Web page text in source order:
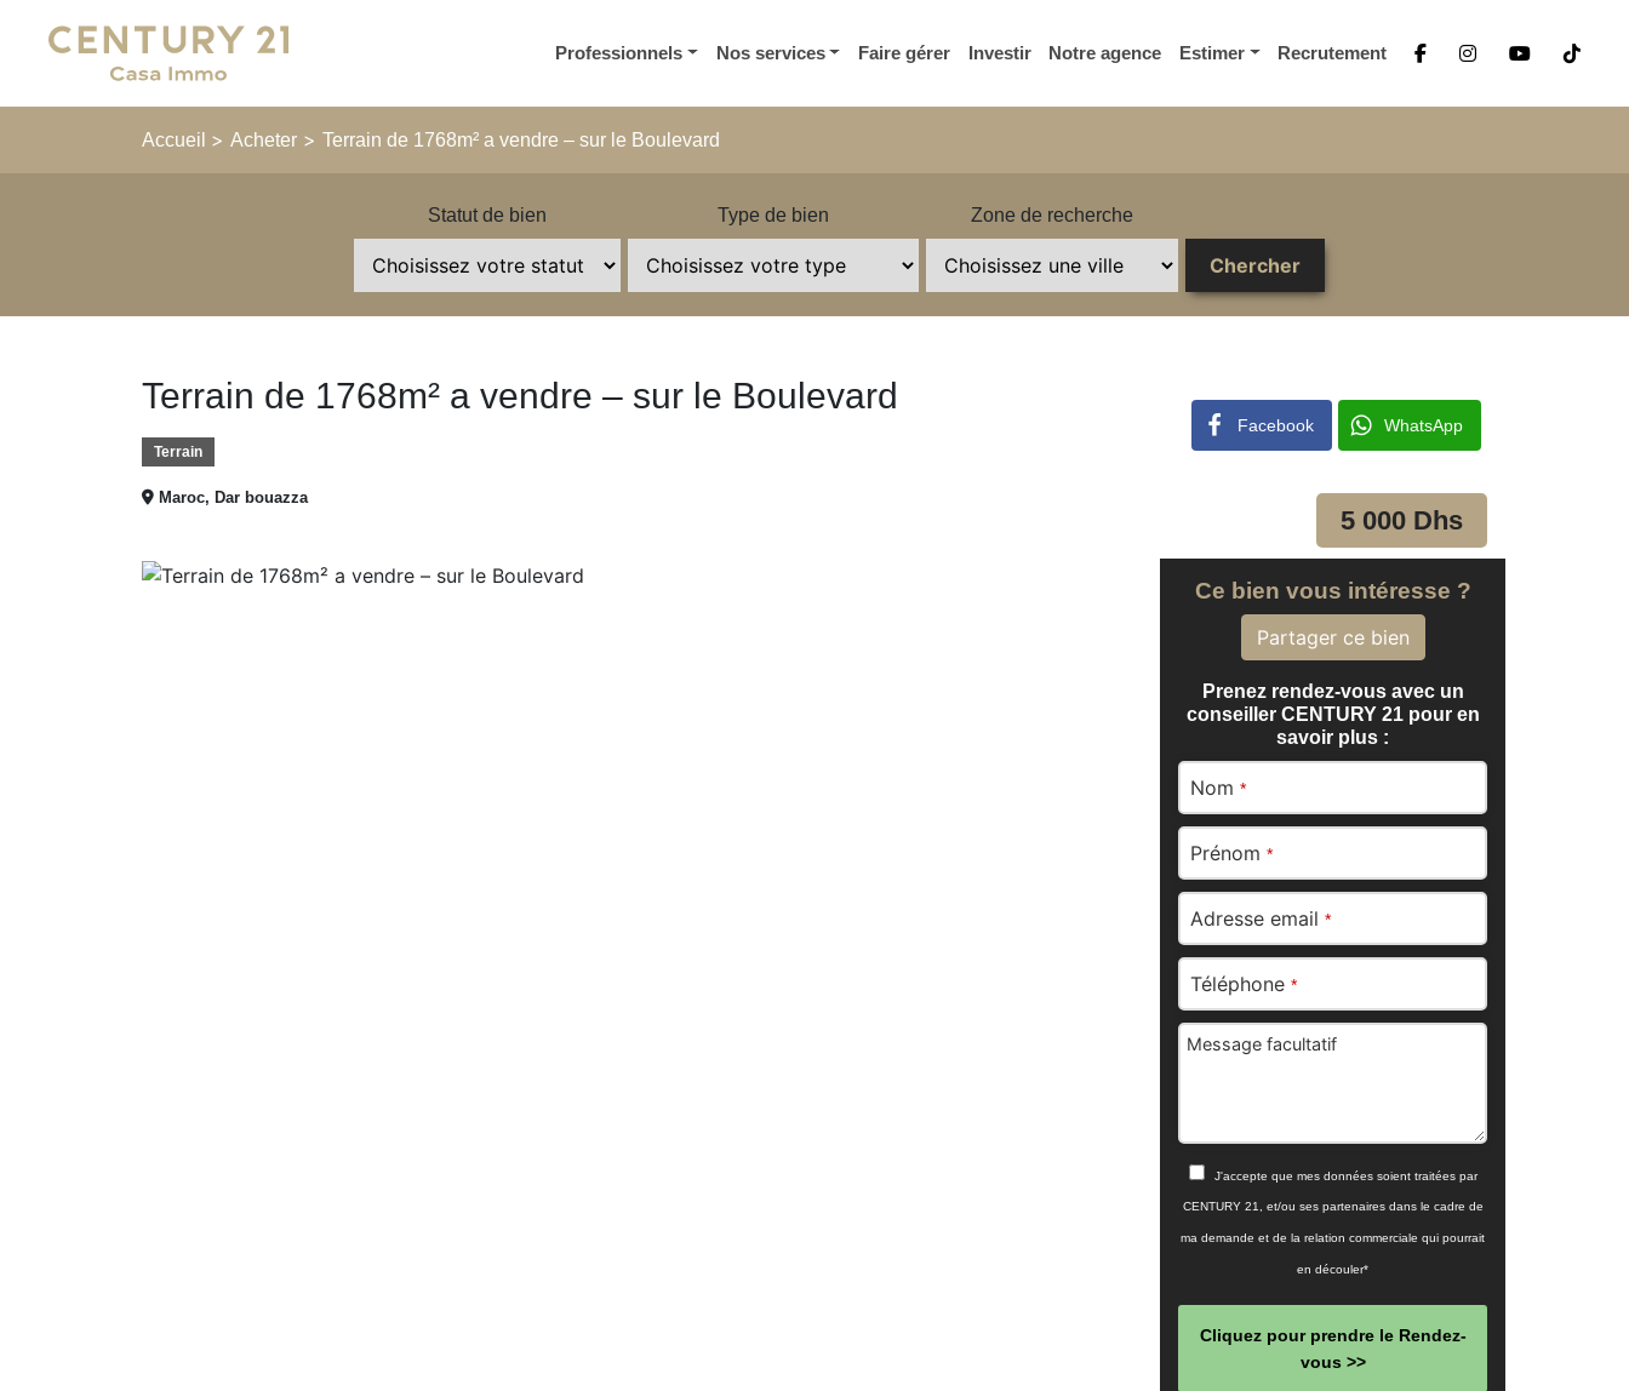
Main Navigation Professionnels Nos services Faire gérer Investir Notre agence Estimer Recrutement
Accueil > Acheter > Terrain de 1768m² a vendre – sur le Boulevard
Statut de bien Type de bien Zone de recherche
Terrain de 1768m² a vendre – sur le Boulevard
Terrain
Maroc, Dar bouazza
Facebook WhatsApp
5 000 Dhs
Ce bien vous intéresse ?
Partager ce bien
Prenez rendez-vous avec un
conseiller CENTURY 21 pour en
savoir plus :
Nom *
Prénom *
Adresse email *
Téléphone *
Message facultatif
J'accepte que mes données soient traitées par
CENTURY 21, et/ou ses partenaires dans le cadre de
ma demande et de la relation commerciale qui pourrait
en découler*
Cliquez pour prendre le Rendez-
vous >>